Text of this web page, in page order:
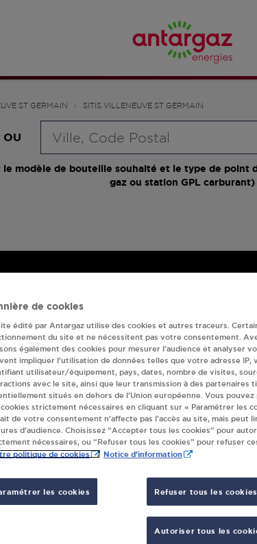
ST GERMAIN SITIS VILLENEUVE ST GERMAIN
OU
modèle de bouteille souhaité et le type de
gaz ou station GPL carburant)
ST GERMAIN
de cookies
édité par Antargaz utilise des cookies et autres traceurs.
du site et ne nécessitent pas votre consentement.
également des cookies pour mesurer l’audience et analyser
impliquer l’utilisation de données telles que votre adresse IP,
utilisateur/équipement, pays, dates, nombre de visites,
avec le site, ainsi que leur transmission à des partenaires
situés en dehors de l’Union européenne. Vous pouvez
strictement nécessaires en cliquant sur « Paramétrer les
de votre consentement n’affecte pas l’accès au site, mais peut
d’audience. Choisissez “Accepter tous les cookies” pour
nécessaires, ou “Refuser tous les cookies” pour refuser
politique de cookies Notice d'information
les cookies Refuser tous les cookies
Autoriser tous les